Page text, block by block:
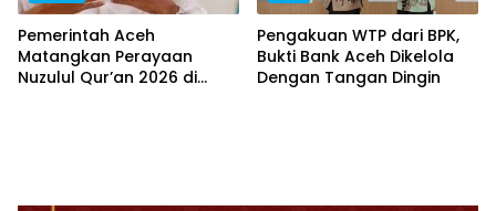
Pemerintah Aceh
Matangkan Perayaan
Nuzulul Qur’an 2026 di
Pengakuan WTP dari BPK,
Bukti Bank Aceh Dikelola
Dengan Tangan Dingin